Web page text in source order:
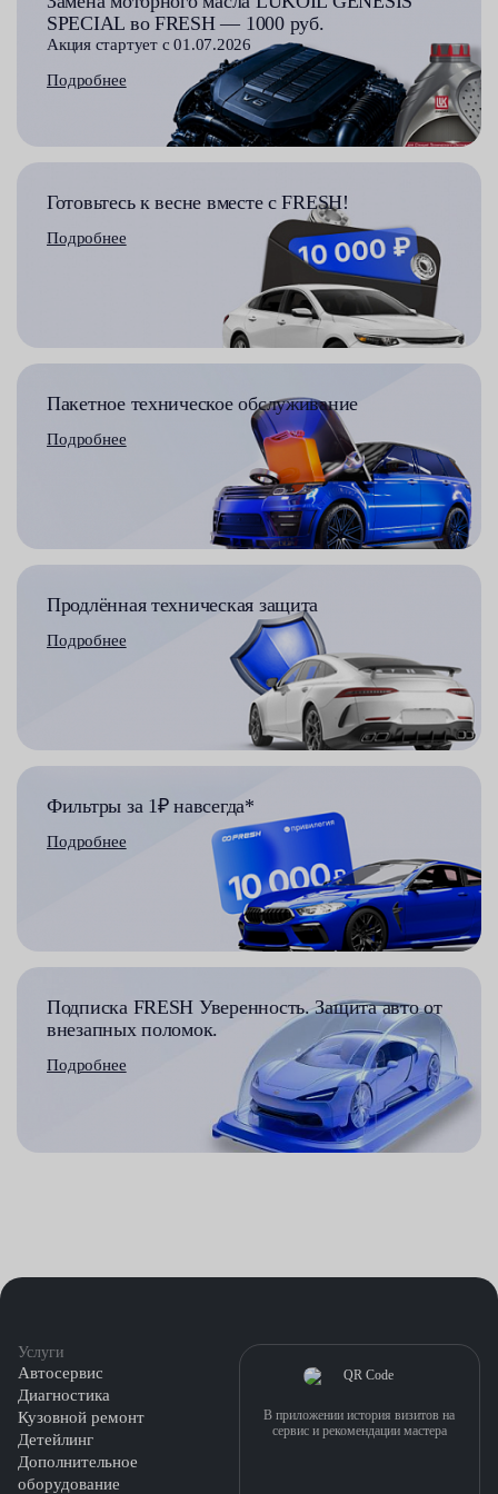
SPECIAL во FRESH — 1000 руб.
Акция стартует с 01.07.2026
Подробнее
Готовьтесь к весне вместе с FRESH!
Подробнее
Пакетное техническое обслуживание
Подробнее
Продлённая техническая защита
Подробнее
Фильтры за 1₽ навсегда*
Подробнее
Подписка FRESH Уверенность. Защита авто от
внезапных поломок.
Подробнее
Услуги
Автосервис
Диагностика
Кузовной ремонт
Детейлинг
Дополнительное
оборудование
В приложении история визитов на
сервис и рекомендации мастера